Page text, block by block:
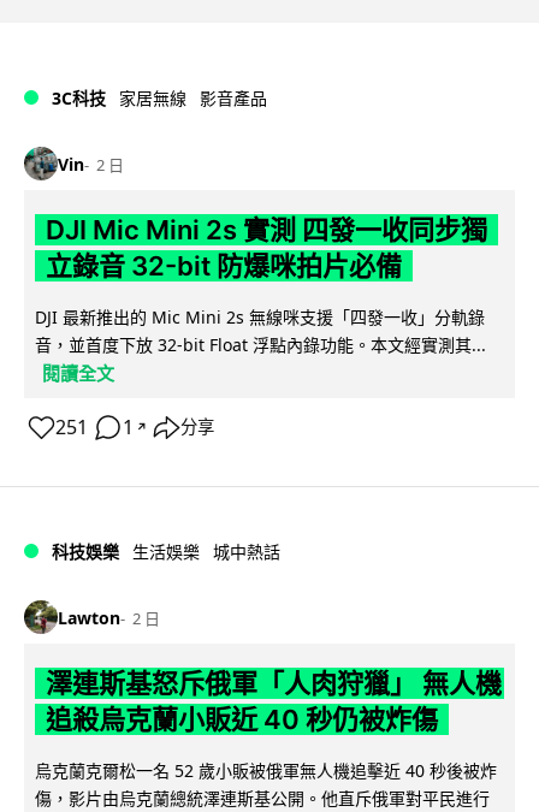
3C科技 家居無線 影音產品
Vin 2 日
DJI Mic Mini 2s 實測 四發一收同步獨
立錄音 32-bit 防爆咪拍片必備
DJI 最新推出的 Mic Mini 2s 無線咪支援「四發一收」分軌錄
音，並首度下放 32-bit Float 浮點內錄功能。本文經實測其...
閱讀全文
251 1 ↗ 分享
科技娛樂 生活娛樂 城中熱話
Lawton 2 日
澤連斯基怒斥俄軍「人肉狩獵」 無人機
追殺烏克蘭小販近 40 秒仍被炸傷
烏克蘭克爾松一名 52 歲小販被俄軍無人機追擊近 40 秒後被炸
傷，影片由烏克蘭總統澤連斯基公開。他直斥俄軍對平民進行